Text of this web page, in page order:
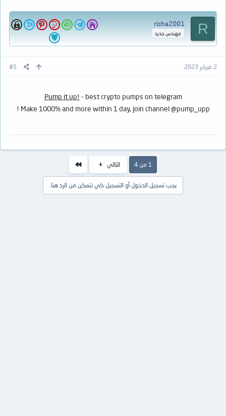
R
risha2001
مهندس جديد
2 فبراير 2023 #5
Pump it up! - best crypto pumps on telegram
Make 1000% and more within 1 day, join channel @pump_upp !
1 من 4 التالي
يجب تسجيل الدخول أو التسجيل كي تتمكن من الرد هنا.